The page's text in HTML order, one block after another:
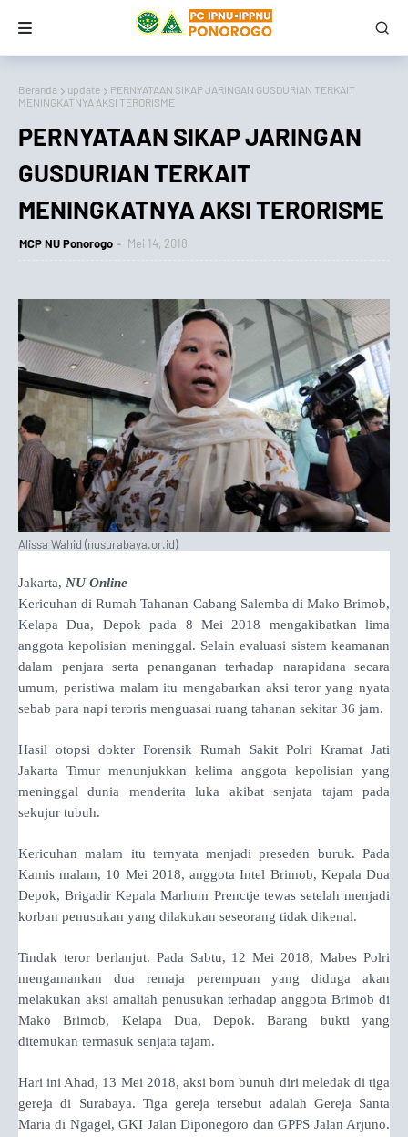
Beranda update
PERNYATAAN SIKAP JARINGAN GUSDURIAN TERKAIT
MENINGKATNYA AKSI TERORISME
PERNYATAAN SIKAP JARINGAN
GUSDURIAN TERKAIT
MENINGKATNYA AKSI TERORISME
MCP NU Ponorogo Mei 14, 2018
Alissa Wahid (nusurabaya.or.id)
Jakarta, NU Online
Kericuhan di Rumah Tahanan Cabang Salemba di Mako Brimob,
Kelapa Dua, Depok pada 8 Mei 2018 mengakibatkan lima
anggota kepolisian meninggal. Selain evaluasi sistem keamanan
dalam penjara serta penanganan terhadap narapidana secara
umum, peristiwa malam itu mengabarkan aksi teror yang nyata
sebab para napi teroris menguasai ruang tahanan sekitar 36 jam.
Hasil otopsi dokter Forensik Rumah Sakit Polri Kramat Jati
Jakarta Timur menunjukkan kelima anggota kepolisian yang
meninggal dunia menderita luka akibat senjata tajam pada
sekujur tubuh.
Kericuhan malam itu ternyata menjadi preseden buruk. Pada
Kamis malam, 10 Mei 2018, anggota Intel Brimob, Kepala Dua
Depok, Brigadir Kepala Marhum Prenctje tewas setelah menjadi
korban penusukan yang dilakukan seseorang tidak dikenal.
Tindak teror berlanjut. Pada Sabtu, 12 Mei 2018, Mabes Polri
mengamankan dua remaja perempuan yang diduga akan
melakukan aksi amaliah penusukan terhadap anggota Brimob di
Mako Brimob, Kelapa Dua, Depok. Barang bukti yang
ditemukan termasuk senjata tajam.
Hari ini Ahad, 13 Mei 2018, aksi bom bunuh diri meledak di tiga
gereja di Surabaya. Tiga gereja tersebut adalah Gereja Santa
Maria di Ngagel, GKI Jalan Diponegoro dan GPPS Jalan Arjuno.